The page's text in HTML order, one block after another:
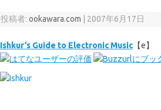
投稿者:ookawara.com 2007年6月17日
Ishkur’s Guide to Electronic Music【e】